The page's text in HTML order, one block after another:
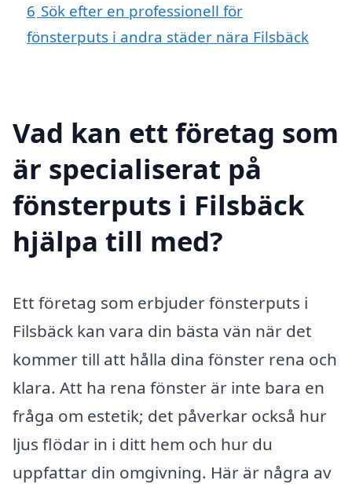
6 Sök efter en professionell för
fönsterputs i andra städer nära Filsbäck
Vad kan ett företag som
är specialiserat på
fönsterputs i Filsbäck
hjälpa till med?
Ett företag som erbjuder fönsterputs i
Filsbäck kan vara din bästa vän när det
kommer till att hålla dina fönster rena och
klara. Att ha rena fönster är inte bara en
fråga om estetik; det påverkar också hur
ljus flödar in i ditt hem och hur du
uppfattar din omgivning. Här är några av